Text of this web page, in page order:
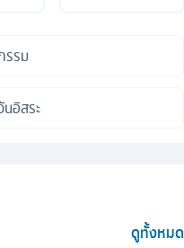
รม
นอิสระ
ดูทั้งหมด